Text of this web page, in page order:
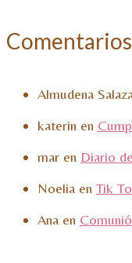
Almudena
katerin en
mar en Diario
Noelia en Tik
Ana en